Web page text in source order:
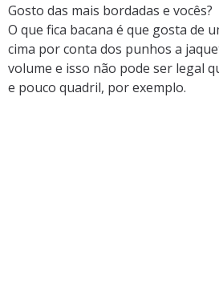
Gosto das mais bordadas e vocês?
O que fica bacana é que gosta de
cima por conta dos punhos a
volume e isso não pode ser legal
e pouco quadril, por exemplo.